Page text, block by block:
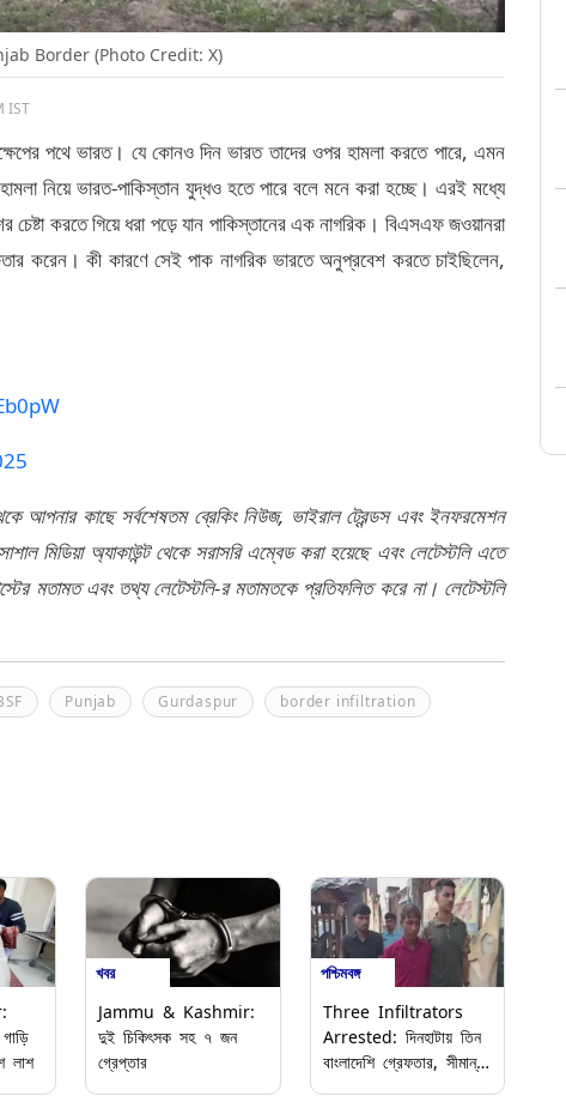
Border (Photo Credit: X)
IST
পথে ভারত। যে কোনও দিন ভারত তাদের ওপর হামলা করতে পারে, এমন
নিয়ে ভারত-পাকিস্তান যুদ্ধও হতে পারে বলে মনে করা হচ্ছে। এরই মধ্যে
চেষ্টা করতে গিয়ে ধরা পড়ে যান পাকিস্তানের এক নাগরিক। বিএসএফ জওয়ানরা
করেন। কী কারণে সেই পাক নাগরিক ভারতে অনুপ্রবেশ করতে চাইছিলেন,
আপনার কাছে সর্বশেষতম ব্রেকিং নিউজ, ভাইরাল ট্রেন্ডস এবং ইনফরমেশন
মিডিয়া অ্যাকাউন্ট থেকে সরাসরি এম্বেড করা হয়েছে এবং লেটেস্টলি এতে
মতামত এবং তথ্য লেটেস্টলি-র মতামতকে প্রতিফলিত করে না। লেটেস্টলি
Punjab Gurdaspur border infiltration
লাশ
খবর
Jammu & Kashmir:
দুই চিকিৎসক সহ ৭ জন
গ্রেপ্তার
পশ্চিমবঙ্গ
Three Infiltrators
Arrested: দিনহাটায় তিন
বাংলাদেশি গ্রেফতার, সীমান্ত